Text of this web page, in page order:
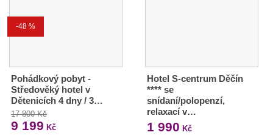
-48 %
Pohádkový pobyt -
Středověký hotel v
Dětenicích 4 dny / 3…
17 800 Kč
9 199 Kč
Hotel S-centrum Děčín
**** se
snídaní/polopenzí,
relaxací v…
1 990 Kč